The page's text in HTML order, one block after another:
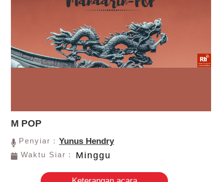
M POP
Penyiar：Yunus Hendry
Waktu Siar： Minggu